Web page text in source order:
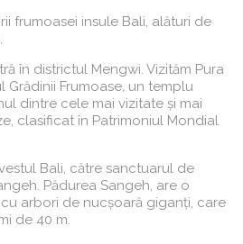
frumoasei insule Bali, alături de
în districtul Mengwi. Vizităm Pura
Grădinii Frumoase, un templu
dintre cele mai vizitate și mai
clasificat în Patrimoniul Mondial
Bali, către sanctuarul de
Pădurea Sangeh, are o
arbori de nucșoară giganți, care
de 40 m.